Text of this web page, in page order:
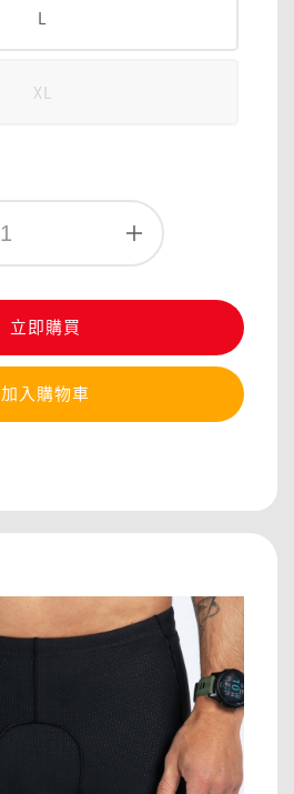
L
XL
立即購買
加入購物車